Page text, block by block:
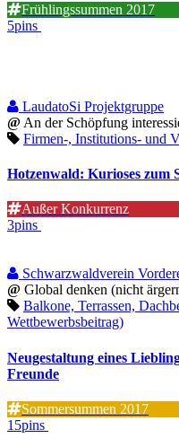
Frühlingssummen 2017
5pins
LaudatoSi Projektgruppe
@ An der Schöpfung
Firmen-, Institutions- und
Hotzenwald: Kurioses zum
Außer Konkurrenz
3pins
Schwarzwaldverein
@ Global denken (nicht
Balkone, Terrassen,
Wettbewerbsbeitrag)
Neugestaltung eines
Freunde
Sommersummen 2017
15pins